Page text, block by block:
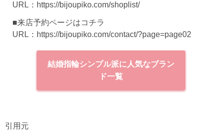
URL： https://bijoupiko.com/shoplist/
■来店予約ページはコチラ
URL： https://bijoupiko.com/contact/?page=page02
結婚指輪シンプル派に人気なブラン
ド一覧
引用元